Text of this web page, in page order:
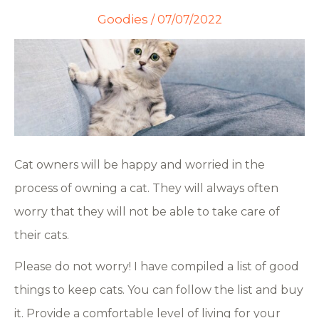
Goodies / 07/07/2022
Cat owners will be happy and worried in the
process of owning a cat. They will always often
worry that they will not be able to take care of
their cats.
Please do not worry! I have compiled a list of good
things to keep cats. You can follow the list and buy
it. Provide a comfortable level of living for your